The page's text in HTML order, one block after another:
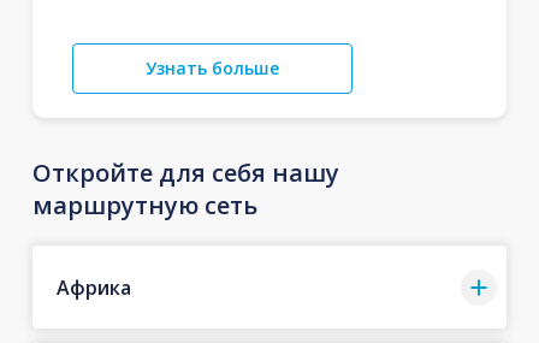
Узнать больше
Откройте для себя нашу
маршрутную сеть
Африка